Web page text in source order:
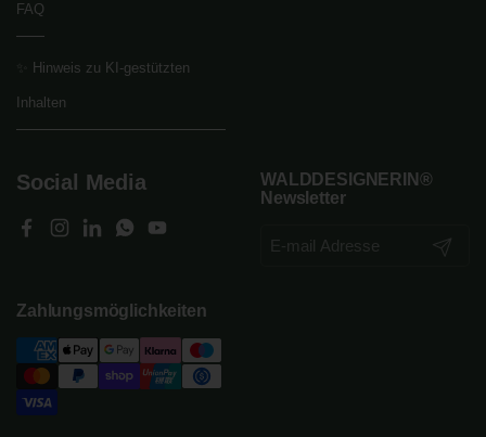
FAQ
✨ Hinweis zu KI-gestützten
Inhalten
Social Media
FacebookInstagram
LinkedInWhatsAppYouTube
WALDDESIGNERIN®
Newsletter
Zahlungsmöglichkeiten